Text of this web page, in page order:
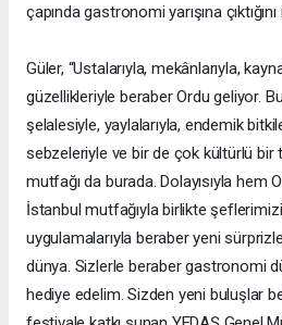
çapında gastronomi yarışına
Güler, “Ustalarıyla, mekânlarıyla,
güzellikleriyle beraber Ordu geliyor.
şelalesiyle, yaylalarıyla, endemik
sebzeleriyle ve bir de çok kültürlü bir
mutfağı da burada. Dolayısıyla hem
İstanbul mutfağıyla birlikte
uygulamalarıyla beraber yeni
dünya. Sizlerle beraber gastronomi
hediye edelim. Sizden yeni buluşlar